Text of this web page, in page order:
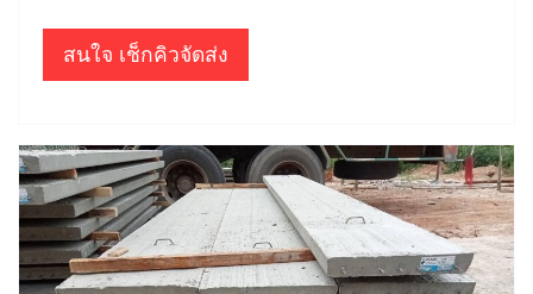
สนใจ เช็กคิวจัดส่ง